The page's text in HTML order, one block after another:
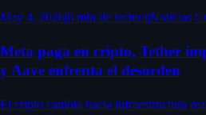
May 4, 2026|6 min de lectura|Noticias
Meta paga en cripto, Tether
y Aave enfrenta el desorden
El cripto cambia hacia infraestructura